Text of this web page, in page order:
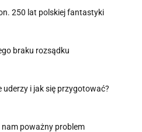
250 lat polskiej fantastyki
braku rozsądku
i jak się przygotować?
poważny problem